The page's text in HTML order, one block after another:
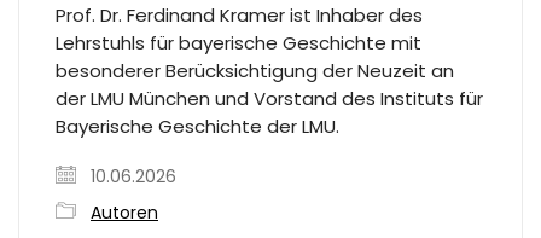
Prof. Dr. Ferdinand Kramer ist Inhaber des
Lehrstuhls für bayerische Geschichte mit
besonderer Berücksichtigung der Neuzeit an
der LMU München und Vorstand des Instituts für
Bayerische Geschichte der LMU.
10.06.2026
Autoren